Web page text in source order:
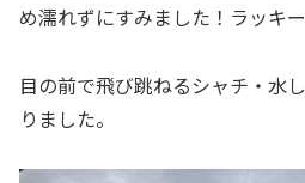
め濡れずにすみました！ラッキ
目の前で飛び跳ねるシャチ・水
りました。